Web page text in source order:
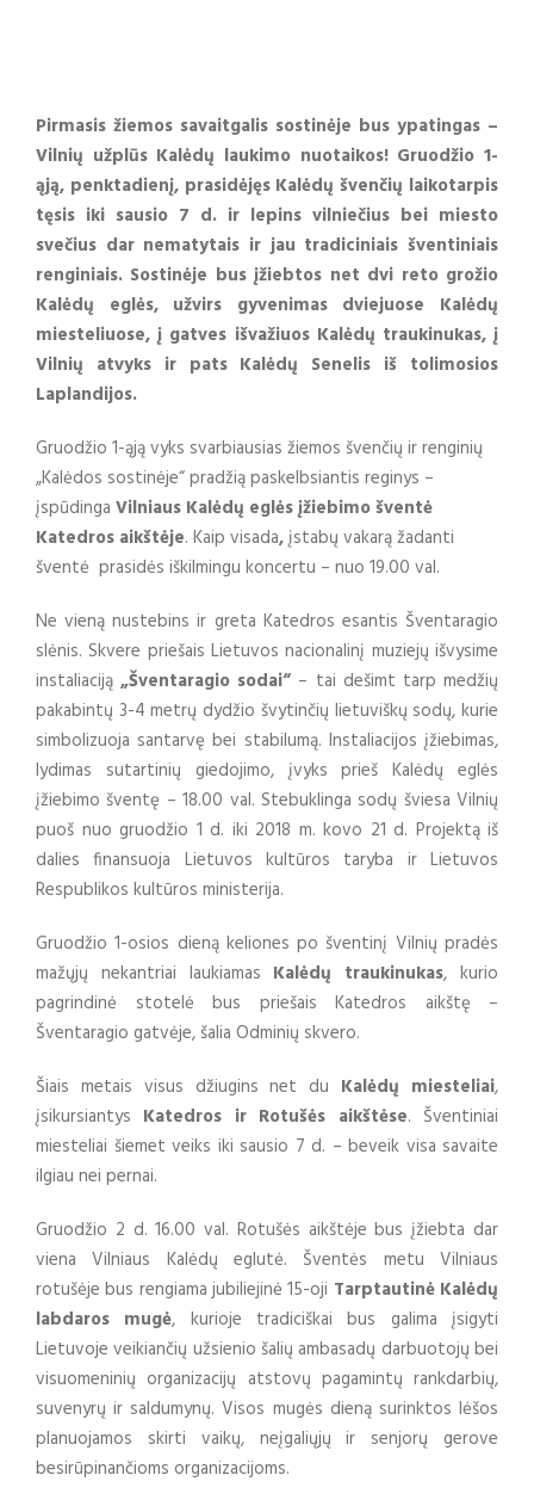
Pirmasis žiemos savaitgalis sostinėje bus ypatingas –
Vilnių užplūs Kalėdų laukimo nuotaikos! Gruodžio 1-
ąją, penktadienį, prasidėjęs Kalėdų švenčių laikotarpis
tęsis iki sausio 7 d. ir lepins vilniečius bei miesto
svečius dar nematytais ir jau tradiciniais šventiniais
renginiais. Sostinėje bus įžiebtos net dvi reto grožio
Kalėdų eglės, užvirs gyvenimas dviejuose Kalėdų
miesteliuose, į gatves išvažiuos Kalėdų traukinukas, į
Vilnių atvyks ir pats Kalėdų Senelis iš tolimosios
Laplandijos.
Gruodžio 1-ąją vyks svarbiausias žiemos švenčių ir renginių
„Kalėdos sostinėje“ pradžią paskelbsiantis reginys –
įspūdinga Vilniaus Kalėdų eglės įžiebimo šventė
Katedros aikštėje. Kaip visada,įstabų vakarą žadanti
šventė prasidės iškilmingu koncertu – nuo 19.00 val.
Ne vieną nustebins ir greta Katedros esantis Šventaragio
slėnis. Skvere priešais Lietuvos nacionalinį muziejų išvysime
instaliaciją„Šventaragio sodai“ – tai dešimt tarp medžių
pakabintų 3-4 metrų dydžio švytinčių lietuviškų sodų, kurie
simbolizuoja santarvę bei stabilumą. Instaliacijos įžiebimas,
lydimas sutartinių giedojimo, įvyks prieš Kalėdų eglės
įžiebimo šventę – 18.00 val. Stebuklinga sodų šviesa Vilnių
puoš nuo gruodžio 1 d. iki 2018 m. kovo 21 d. Projektą iš
dalies finansuoja Lietuvos kultūros taryba ir Lietuvos
Respublikos kultūros ministerija.
Gruodžio 1-osios dieną keliones po šventinį Vilnių pradės
mažųjų nekantriai laukiamas Kalėdų traukinukas, kurio
pagrindinė stotelė bus priešais Katedros aikštę –
Šventaragio gatvėje, šalia Odminių skvero.
Šiais metais visus džiugins net du Kalėdų miesteliai,
įsikursiantys Katedros ir Rotušės aikštėse. Šventiniai
miesteliai šiemet veiks iki sausio 7 d. – beveik visa savaite
ilgiau nei pernai.
Gruodžio 2 d. 16.00 val. Rotušės aikštėje bus įžiebta dar
viena Vilniaus Kalėdų eglutė. Šventės metu Vilniaus
rotušėje bus rengiama jubiliejinė 15-oji Tarptautinė Kalėdų
labdaros mugė, kurioje tradiciškai bus galima įsigyti
Lietuvoje veikiančių užsienio šalių ambasadų darbuotojų bei
visuomeninių organizacijų atstovų pagamintų rankdarbių,
suvenyrų ir saldumynų. Visos mugės dieną surinktos lėšos
planuojamos skirti vaikų, neįgaliųjų ir senjorų gerove
besirūpinančioms organizacijoms.